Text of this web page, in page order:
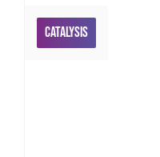
Catalysis